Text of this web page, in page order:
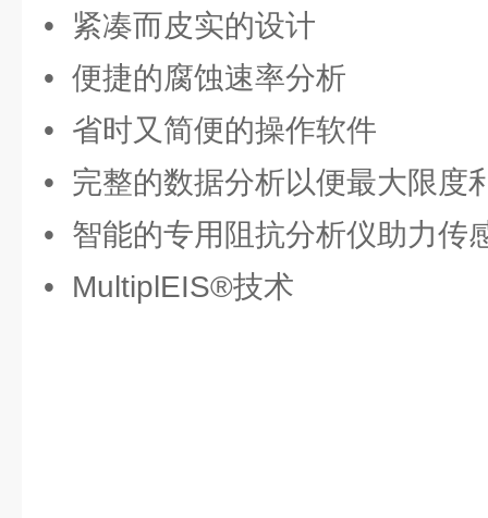
• 紧凑而皮实的设计
• 便捷的腐蚀速率分析
• 省时又简便的操作软件
• 完整的数据分析以便最大限度
• 智能的专用阻抗分析仪助力传
• MultiplEIS®技术